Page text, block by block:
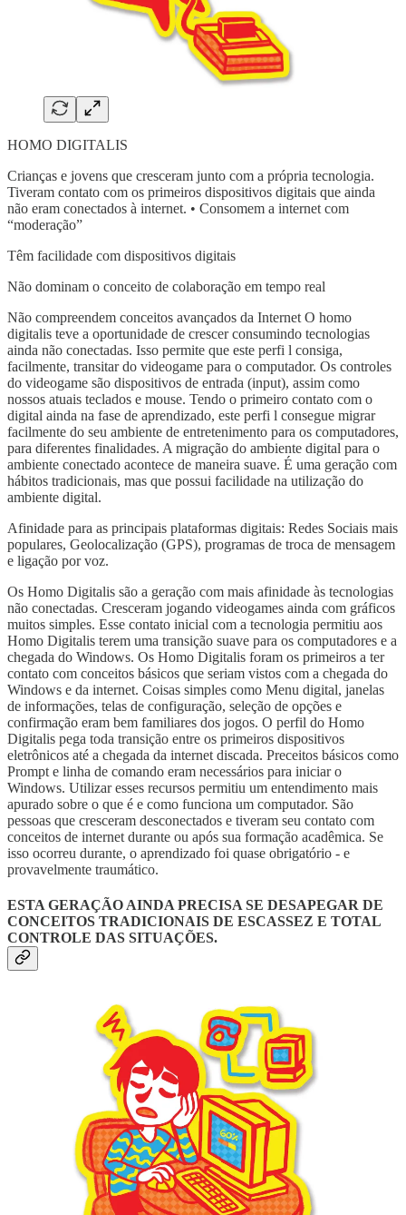
HOMO DIGITALIS
Crianças e jovens que cresceram junto com a própria tecnologia.
Tiveram contato com os primeiros dispositivos digitais que ainda
não eram conectados à internet. • Consomem a internet com
“moderação”
Têm facilidade com dispositivos digitais
Não dominam o conceito de colaboração em tempo real
Não compreendem conceitos avançados da Internet O homo
digitalis teve a oportunidade de crescer consumindo tecnologias
ainda não conectadas. Isso permite que este perfi l consiga,
facilmente, transitar do videogame para o computador. Os controles
do videogame são dispositivos de entrada (input), assim como
nossos atuais teclados e mouse. Tendo o primeiro contato com o
digital ainda na fase de aprendizado, este perfi l consegue migrar
facilmente do seu ambiente de entretenimento para os computadores,
para diferentes finalidades. A migração do ambiente digital para o
ambiente conectado acontece de maneira suave. É uma geração com
hábitos tradicionais, mas que possui facilidade na utilização do
ambiente digital.
Afinidade para as principais plataformas digitais: Redes Sociais mais
populares, Geolocalização (GPS), programas de troca de mensagem
e ligação por voz.
Os Homo Digitalis são a geração com mais afinidade às tecnologias
não conectadas. Cresceram jogando videogames ainda com gráficos
muitos simples. Esse contato inicial com a tecnologia permitiu aos
Homo Digitalis terem uma transição suave para os computadores e a
chegada do Windows. Os Homo Digitalis foram os primeiros a ter
contato com conceitos básicos que seriam vistos com a chegada do
Windows e da internet. Coisas simples como Menu digital, janelas
de informações, telas de configuração, seleção de opções e
confirmação eram bem familiares dos jogos. O perfil do Homo
Digitalis pega toda transição entre os primeiros dispositivos
eletrônicos até a chegada da internet discada. Preceitos básicos como
Prompt e linha de comando eram necessários para iniciar o
Windows. Utilizar esses recursos permitiu um entendimento mais
apurado sobre o que é e como funciona um computador. São
pessoas que cresceram desconectados e tiveram seu contato com
conceitos de internet durante ou após sua formação acadêmica. Se
isso ocorreu durante, o aprendizado foi quase obrigatório - e
provavelmente traumático.
ESTA GERAÇÃO AINDA PRECISA SE DESAPEGAR DE
CONCEITOS TRADICIONAIS DE ESCASSEZ E TOTAL
CONTROLE DAS SITUAÇÕES.